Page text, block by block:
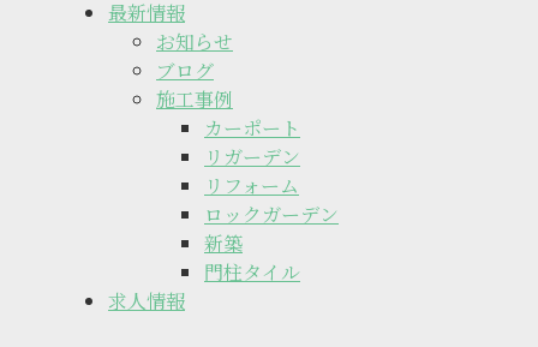
最新情報
お知らせ
ブログ
施工事例
カーポート
リガーデン
リフォーム
ロックガーデン
新築
門柱タイル
求人情報